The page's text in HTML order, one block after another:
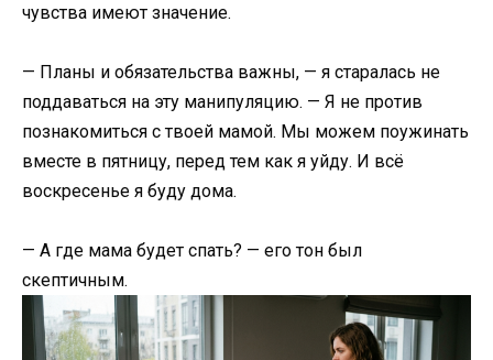
чувства имеют значение.
— Планы и обязательства важны, — я старалась не
поддаваться на эту манипуляцию. — Я не против
познакомиться с твоей мамой. Мы можем поужинать
вместе в пятницу, перед тем как я уйду. И всё
воскресенье я буду дома.
— А где мама будет спать? — его тон был
скептичным.